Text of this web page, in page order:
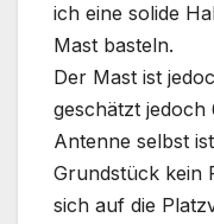
ich eine solide
Mast basteln.
Der Mast ist
geschätzt jedoch
Antenne selbst
Grundstück kein
sich auf die